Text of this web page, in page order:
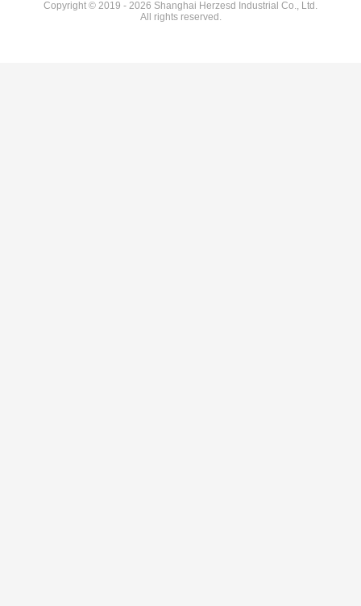
Copyright © 2019 - 2026 Shanghai Herzesd Industrial Co., Ltd.
All rights reserved.